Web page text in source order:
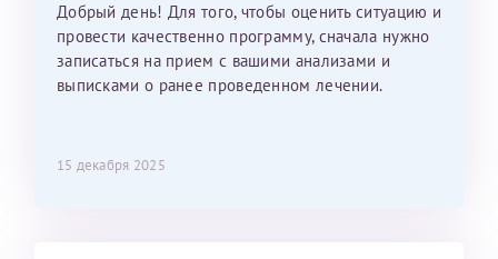
Добрый день! Для того, чтобы оценить ситуацию и
провести качественно программу, сначала нужно
записаться на прием с вашими анализами и
выписками о ранее проведенном лечении.
15 декабря 2025